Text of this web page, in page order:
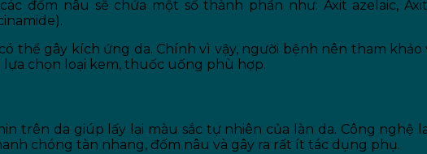
đốm nâu sẽ chứa một số thành phần như: Axit azelaic,
thể gây kích ứng da. Chính vì vậy, người bệnh nên tham
chọn loại kem, thuốc uống phù hợp.
trên da giúp lấy lại màu sắc tự nhiên của làn da. Công nghệ
chóng tàn nhang, đốm nâu và gây ra rất ít tác dụng phụ.